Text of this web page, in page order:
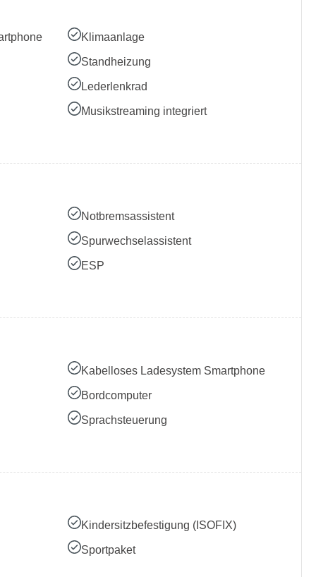
Klimaanlage
Standheizung
Lederlenkrad
Musikstreaming integriert
Notbremsassistent
Spurwechselassistent
ESP
Kabelloses Ladesystem Smartphone
Bordcomputer
Sprachsteuerung
Kindersitzbefestigung (ISOFIX)
Sportpaket